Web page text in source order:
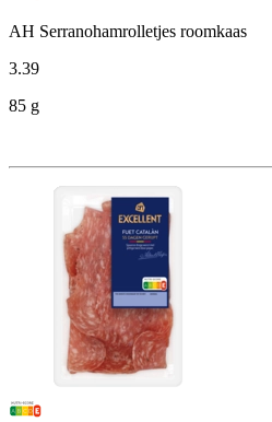
AH Serranohamrolletjes roomkaas
3.39
85 g